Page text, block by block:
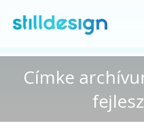
Címke